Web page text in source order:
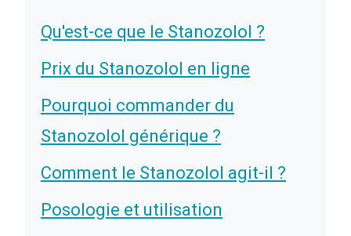
Qu'est-ce que le Stanozolol ?
Prix du Stanozolol en ligne
Pourquoi commander du
Stanozolol générique ?
Comment le Stanozolol agit-il ?
Posologie et utilisation